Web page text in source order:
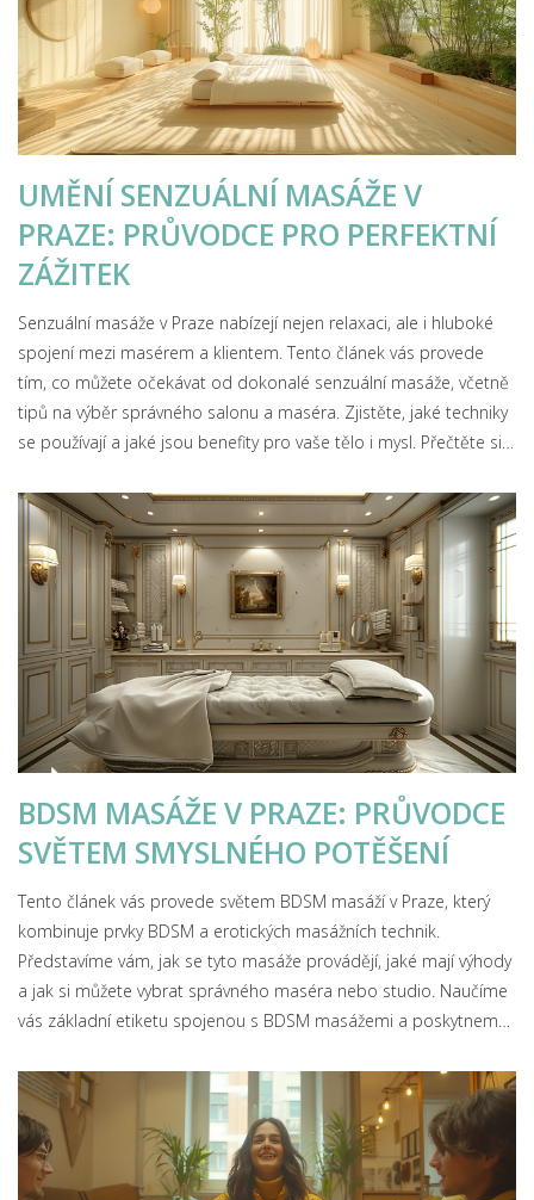
UMĚNÍ SENZUÁLNÍ MASÁŽE V
PRAZE: PRŮVODCE PRO PERFEKTNÍ
ZÁŽITEK
Senzuální masáže v Praze nabízejí nejen relaxaci, ale i hluboké
spojení mezi masérem a klientem. Tento článek vás provede
tím, co můžete očekávat od dokonalé senzuální masáže, včetně
tipů na výběr správného salonu a maséra. Zjistěte, jaké techniky
se používají a jaké jsou benefity pro vaše tělo i mysl. Přečtěte si
BDSM MASÁŽE V PRAZE: PRŮVODCE
SVĚTEM SMYSLNÉHO POTĚŠENÍ
Tento článek vás provede světem BDSM masáží v Praze, který
kombinuje prvky BDSM a erotických masážních technik.
Představíme vám, jak se tyto masáže provádějí, jaké mají výhody
a jak si můžete vybrat správného maséra nebo studio. Naučíme
vás základní etiketu spojenou s BDSM masážemi a poskytneme
zvědavé jedince, kteří chtějí rozšířit své erotické horizonty.